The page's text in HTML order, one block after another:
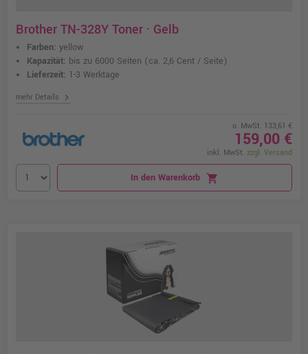
Brother TN-328Y Toner · Gelb
Farben: yellow
Kapazität: bis zu 6000 Seiten (ca. 2,6 Cent / Seite)
Lieferzeit: 1-3 Werktage
mehr Details chevron_right
o. MwSt. 133,61 €
159,00 €
inkl. MwSt. zzgl. Versand
In den Warenkorb shopping_cart